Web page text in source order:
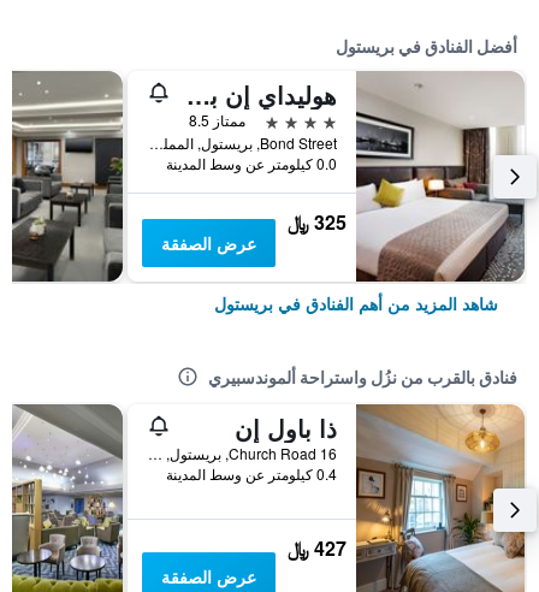
أفضل الفنادق في بريستول
هوليداي إن بريستول سيتي سنتر
4 نجوم
ممتاز 8.5
Bond Street, بريستول, المملكة المتحدة
0.0 كيلومتر عن وسط المدينة
325 ﷼
عرض الصفقة
شاهد المزيد من أهم الفنادق في بريستول
فنادق بالقرب من نزُل واستراحة ألموندسبيري
ذا باول إن
16 Church Road, بريستول, المملكة المتحدة
0.4 كيلومتر عن وسط المدينة
427 ﷼
عرض الصفقة